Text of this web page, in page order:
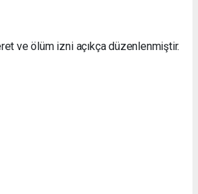
ve ölüm izni açıkça düzenlenmiştir.